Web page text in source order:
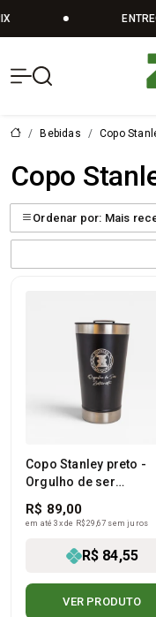
Bebidas Copo
Copo
Ordenar por: Mais
Copo Stanley preto -
Orgulho de ser
zootecnista
R$ 89,00
R$ 84,55
em até 3x de R$ 29,67 sem juros
VER PRODUTO